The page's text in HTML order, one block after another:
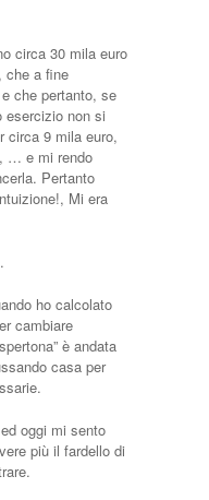
circa 30 mila euro
che a fine
che pertanto, se
non si
circa 9 mila euro,
… e mi rendo
Pertanto
Mi era
ho calcolato
cambiare
è andata
casa per
oggi mi sento
più il fardello di